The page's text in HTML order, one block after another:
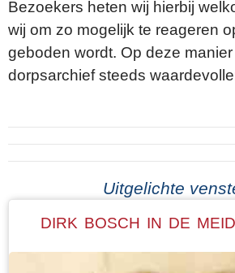
Bezoekers heten wij hierbij
wij om zo mogelijk te reageren
geboden wordt. Op deze
dorpsarchief steeds
Uitgelichte
DIRK BOSCH IN DE